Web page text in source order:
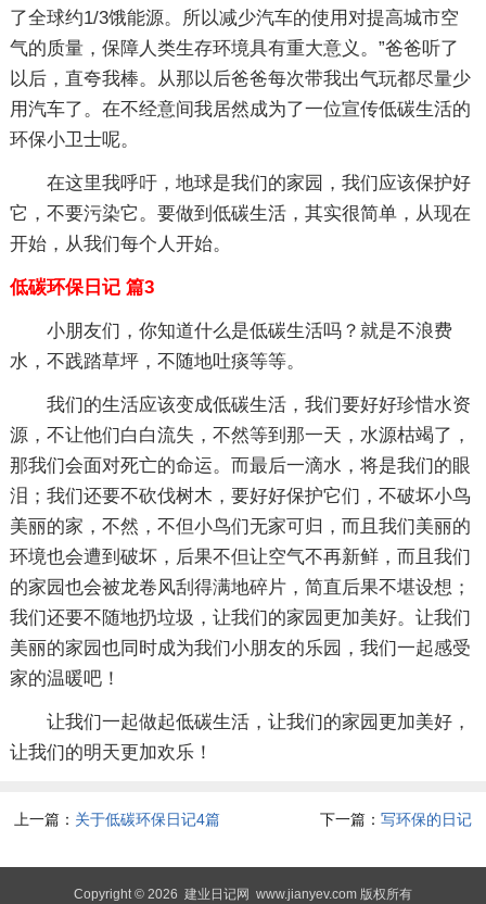
了全球约1/3饿能源。所以减少汽车的使用对提高城市空
气的质量，保障人类生存环境具有重大意义。”爸爸听了
以后，直夸我棒。从那以后爸爸每次带我出气玩都尽量少
用汽车了。在不经意间我居然成为了一位宣传低碳生活的
环保小卫士呢。
在这里我呼吁，地球是我们的家园，我们应该保护好
它，不要污染它。要做到低碳生活，其实很简单，从现在
开始，从我们每个人开始。
低碳环保日记 篇3
小朋友们，你知道什么是低碳生活吗？就是不浪费
水，不践踏草坪，不随地吐痰等等。
我们的生活应该变成低碳生活，我们要好好珍惜水资
源，不让他们白白流失，不然等到那一天，水源枯竭了，
那我们会面对死亡的命运。而最后一滴水，将是我们的眼
泪；我们还要不砍伐树木，要好好保护它们，不破坏小鸟
美丽的家，不然，不但小鸟们无家可归，而且我们美丽的
环境也会遭到破坏，后果不但让空气不再新鲜，而且我们
的家园也会被龙卷风刮得满地碎片，简直后果不堪设想；
我们还要不随地扔垃圾，让我们的家园更加美好。让我们
美丽的家园也同时成为我们小朋友的乐园，我们一起感受
家的温暖吧！
让我们一起做起低碳生活，让我们的家园更加美好，
让我们的明天更加欢乐！
上一篇： 关于低碳环保日记4篇 下一篇： 写环保的日记
Copyright © 2026 建业日记网 www.jianyev.com 版权所有